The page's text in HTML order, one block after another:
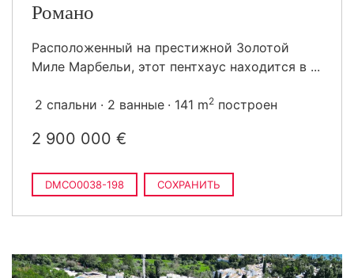
Романо
Расположенный на престижной Золотой
Миле Марбельи, этот пентхаус находится в ...
2 спальни 2 ванные 141 m2 построен
2 900 000 €
DMCO0038-198 СОХРАНИТЬ